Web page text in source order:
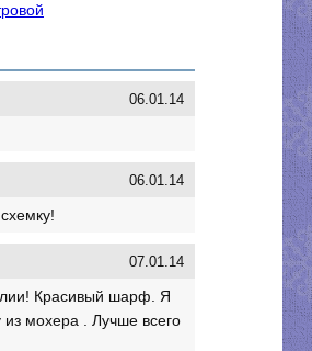
06.01.14
06.01.14
07.01.14
Красивый шарф. Я
мохера . Лучше всего